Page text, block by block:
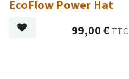
EcoFlow Power Hat
99,00€ TTC